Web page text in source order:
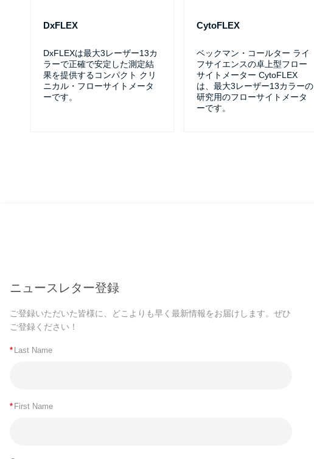
DxFLEX
DxFLEXは最大3レーザー13カ
ラーで正確で安定した測定結
果を提供するコンパクト クリ
ニカル・フローサイトメータ
ーです。
CytoFLEX
ベックマン・コールター ライ
フサイエンスの卓上型フロー
サイトメーター CytoFLEX
は、最大3レーザー13カラーの
研究用のフローサイトメータ
ーです。
ニュースレター登録
ご登録いただいた皆様に、どこよりも早く最新情報をお届けします。ぜひ
ご登録ください！
* Last Name
* First Name